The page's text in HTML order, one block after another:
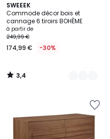
SWEEEK
Commode décor bois et
cannage 6 tiroirs BOHÈME
à partir de
249,99 €
174,99 € -30%
3,4
/ 5
2
Couleurs
3,4
/